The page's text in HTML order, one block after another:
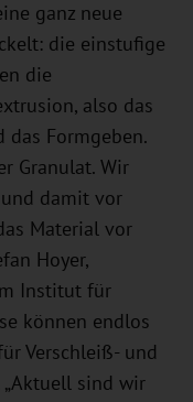
ganz neue
die einstufige
die
also das
das Formgeben.
Granulat. Wir
damit vor
Material vor
Hoyer,
Institut für
können endlos
Verschleiß- und
„Aktuell sind wir